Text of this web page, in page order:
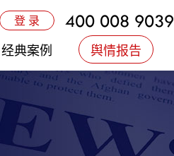
登 录 400 008 9039
经典案例 舆情报告